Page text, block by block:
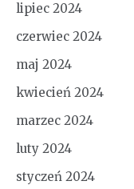
lipiec 2024
czerwiec 2024
maj 2024
kwiecień 2024
marzec 2024
luty 2024
styczeń 2024